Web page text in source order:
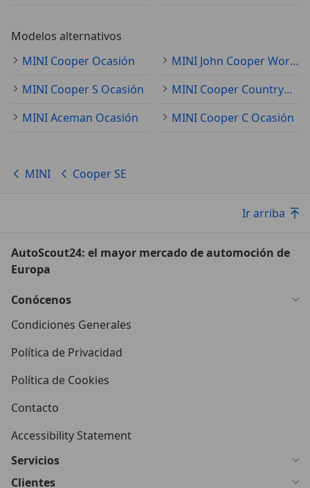
Modelos alternativos
MINI Cooper Ocasión
MINI John Cooper Works Ocasión
MINI Cooper S Ocasión
MINI Cooper Countryman Ocasión
MINI Aceman Ocasión
MINI Cooper C Ocasión
MINI Cooper SE
Ir arriba
AutoScout24: el mayor mercado de automoción de
Europa
Conócenos
Condiciones Generales
Política de Privacidad
Política de Cookies
Contacto
Accessibility Statement
Servicios
Clientes